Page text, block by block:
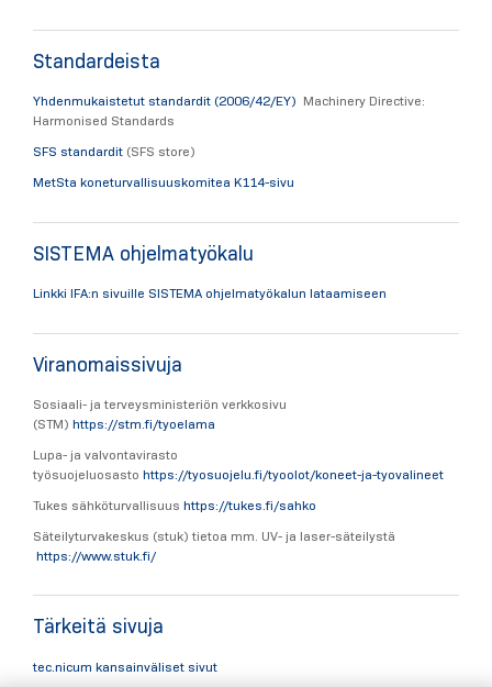
Standardeista
Yhdenmukaistetut standardit (2006/42/EY) Machinery Directive:
Harmonised Standards
SFS standardit (SFS store)
MetSta koneturvallisuuskomitea K114-sivu
SISTEMA ohjelmatyökalu
Linkki IFA:n sivuille SISTEMA ohjelmatyökalun lataamiseen
Viranomaissivuja
Sosiaali- ja terveysministeriön verkkosivu
(STM) https://stm.fi/tyoelama
Lupa- ja valvontavirasto
työsuojeluosasto https://tyosuojelu.fi/tyoolot/koneet-ja-tyovalineet
Tukes sähköturvallisuus https://tukes.fi/sahko
Säteilyturvakeskus (stuk) tietoa mm. UV- ja laser-säteilystä
https://www.stuk.fi/
Tärkeitä sivuja
tec.nicum kansainväliset sivut